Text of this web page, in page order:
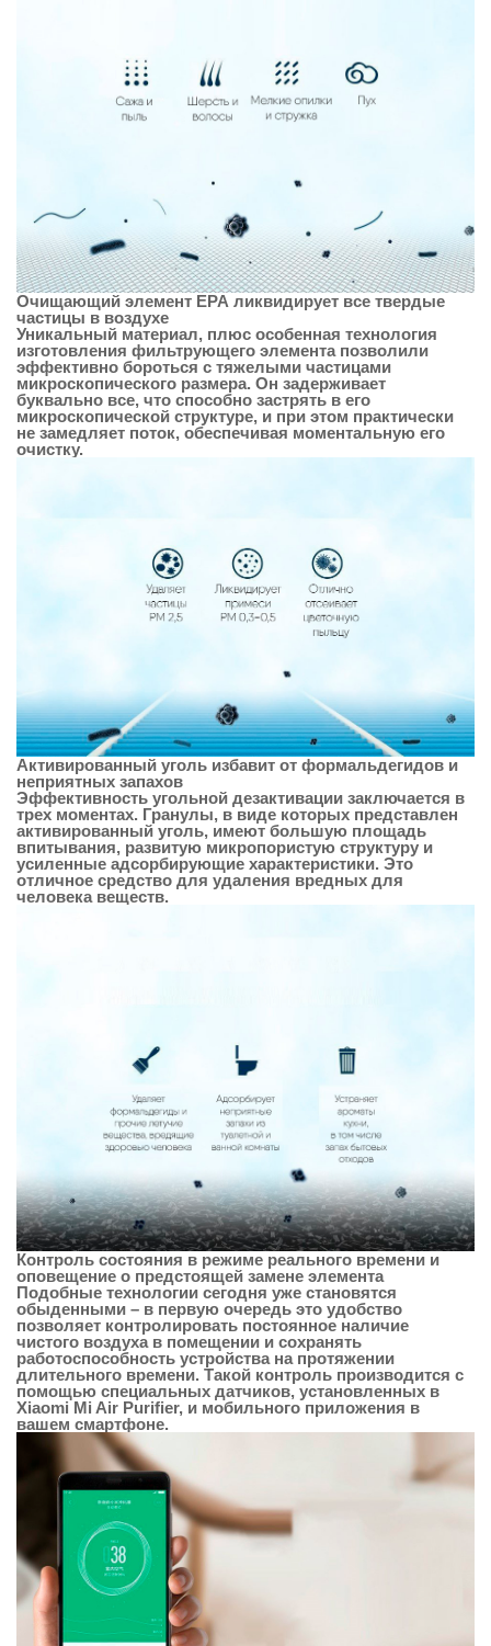
Очищающий элемент ЕРА ликвидирует все твердые
частицы в воздухе
Уникальный материал, плюс особенная технология
изготовления фильтрующего элемента позволили
эффективно бороться с тяжелыми частицами
микроскопического размера. Он задерживает
буквально все, что способно застрять в его
микроскопической структуре, и при этом практически
не замедляет поток, обеспечивая моментальную его
очистку.
Активированный уголь избавит от формальдегидов и
неприятных запахов
Эффективность угольной дезактивации заключается в
трех моментах. Гранулы, в виде которых представлен
активированный уголь, имеют большую площадь
впитывания, развитую микропористую структуру и
усиленные адсорбирующие характеристики. Это
отличное средство для удаления вредных для
человека веществ.
Контроль состояния в режиме реального времени и
оповещение о предстоящей замене элемента
Подобные технологии сегодня уже становятся
обыденными – в первую очередь это удобство
позволяет контролировать постоянное наличие
чистого воздуха в помещении и сохранять
работоспособность устройства на протяжении
длительного времени. Такой контроль производится с
помощью специальных датчиков, установленных в
Xiaomi Mi Air Purifier, и мобильного приложения в
вашем смартфоне.